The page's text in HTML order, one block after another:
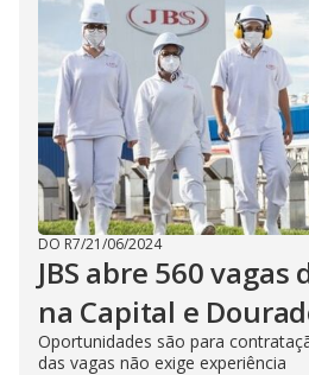
DO R7/21/06/2024
JBS abre 560 vagas
na Capital e
Oportunidades são para
das vagas não exige experiência